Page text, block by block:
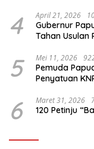
4 April 21, 2026
Gubernur
Tahan Usulan
5 Mei 11, 2026
Pemuda
Penyatuan
6 Maret 31, 2026
120 Petinju